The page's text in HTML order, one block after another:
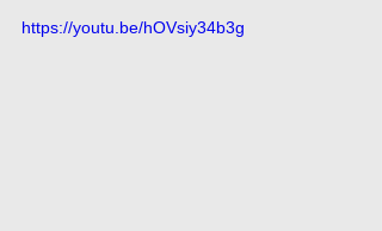
https://youtu.be/hOVsiy34b3g